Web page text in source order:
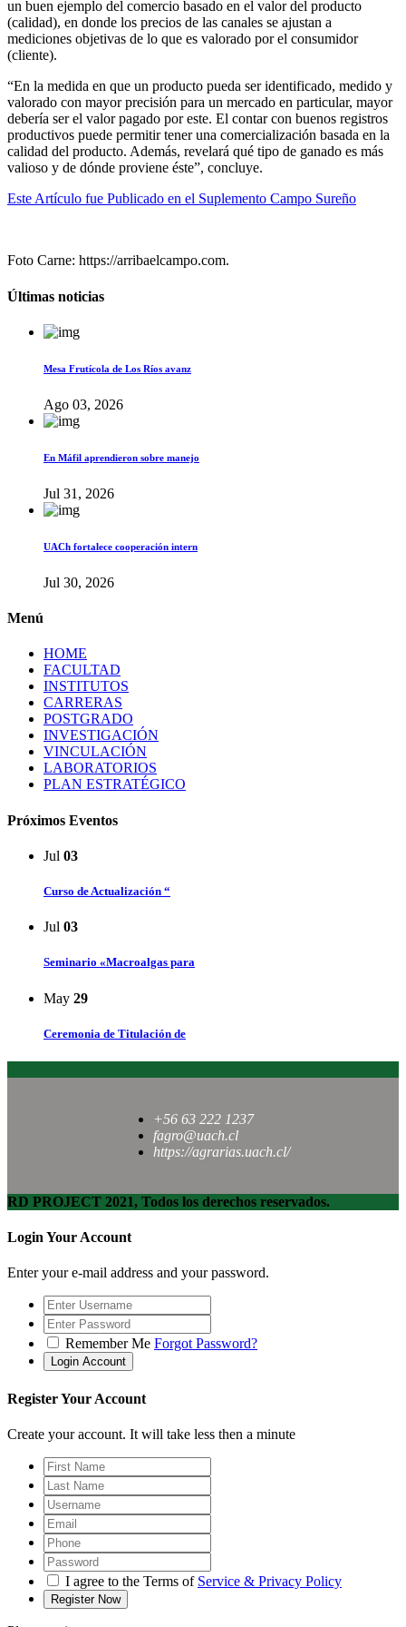
un buen ejemplo del comercio basado en el valor del producto
(calidad), en donde los precios de las canales se ajustan a
mediciones objetivas de lo que es valorado por el consumidor
(cliente).
“En la medida en que un producto pueda ser identificado, medido y
valorado con mayor precisión para un mercado en particular, mayor
debería ser el valor pagado por este. El contar con buenos registros
productivos puede permitir tener una comercialización basada en la
calidad del producto. Además, revelará qué tipo de ganado es más
valioso y de dónde proviene éste”, concluye.
Este Artículo fue Publicado en el Suplemento Campo Sureño
Foto Carne: https://arribaelcampo.com.
Últimas noticias
Mesa Frutícola de Los Ríos avanz
Ago 03, 2026
En Máfil aprendieron sobre manejo
Jul 31, 2026
UACh fortalece cooperación intern
Jul 30, 2026
Menú
HOME
FACULTAD
INSTITUTOS
CARRERAS
POSTGRADO
INVESTIGACIÓN
VINCULACIÓN
LABORATORIOS
PLAN ESTRATÉGICO
Próximos Eventos
Jul 03
Curso de Actualización “
Jul 03
Seminario «Macroalgas para
May 29
Ceremonia de Titulación de
+56 63 222 1237
fagro@uach.cl
https://agrarias.uach.cl/
RD PROJECT 2021, Todos los derechos reservados.
Login Your Account
Enter your e-mail address and your password.
Remember Me Forgot Password?
Register Your Account
Create your account. It will take less then a minute
I agree to the Terms of Service & Privacy Policy